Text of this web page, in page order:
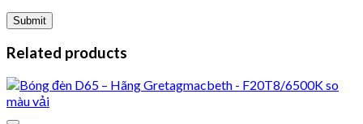
Related products